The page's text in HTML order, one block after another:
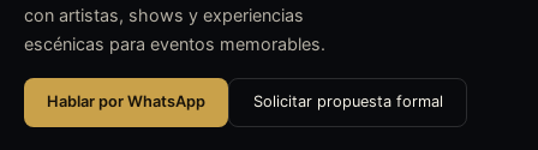
con artistas, shows y experiencias
escénicas para eventos memorables.
Hablar por WhatsApp Solicitar propuesta formal